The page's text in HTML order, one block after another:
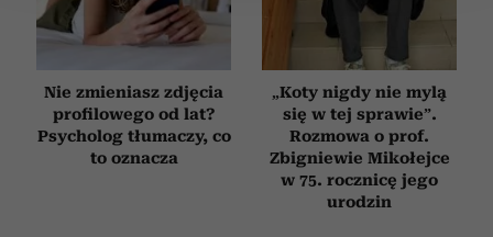
Wykorzystujemy pliki cookie do spersonalizowania treści
i reklam, aby oferować funkcje społecznościowe i
korzystasz z naszej witryny, udostępniamy partnerom
społecznościowym, reklamowym i analitycznym.
Partnerzy mogą połączyć te informacje z innymi danymi
otrzymanymi od Ciebie lub uzyskanymi podczas
Nie zmieniasz zdjęcia
profilowego od lat?
Psycholog tłumaczy, co
to oznacza
„Koty nigdy nie mylą
się w tej sprawie”.
Rozmowa o prof.
Zbigniewie Mikołejce
w 75. rocznicę jego
urodzin